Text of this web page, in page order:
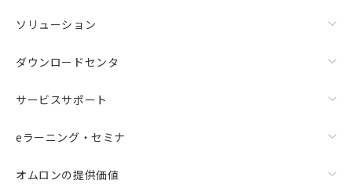
ソリューション
ダウンロードセンタ
サービスサポート
eラーニング・セミナ
オムロンの提供価値